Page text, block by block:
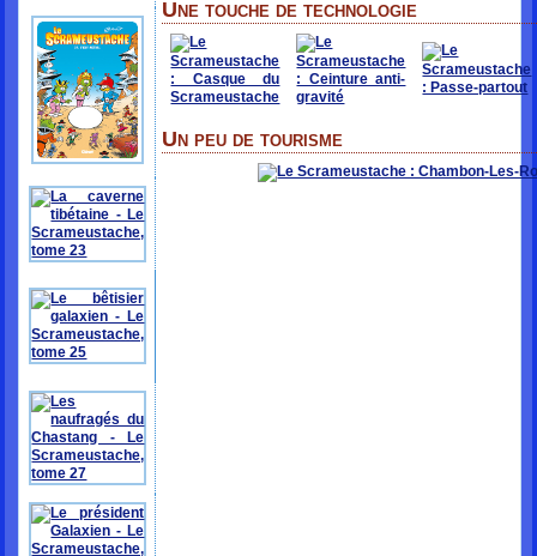
Une touche de technologie
Un peu de tourisme